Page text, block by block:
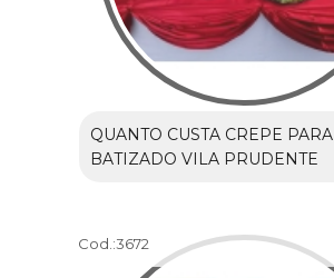
QUANTO CUSTA CREPE PARA
BATIZADO VILA PRUDENTE
Cod.:3672